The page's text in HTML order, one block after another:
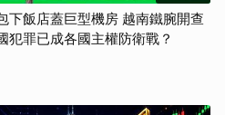
下飯店蓋巨型機房 越南鐵腕開查
犯罪已成各國主權防衛戰？